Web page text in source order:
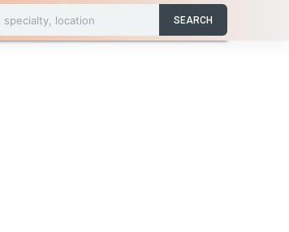
specialty, location SEARCH